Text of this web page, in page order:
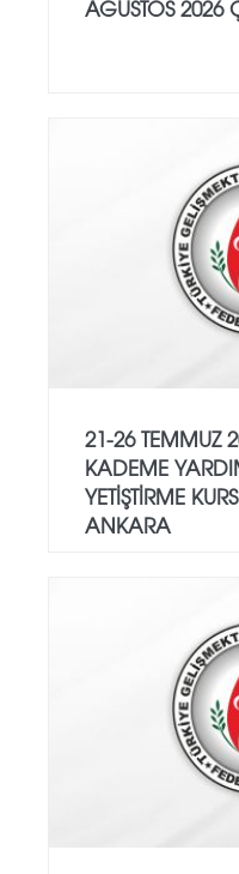
AĞUSTOS 2026
21-26 TEMMUZ
KADEME
YETİŞTİRME
ANKARA